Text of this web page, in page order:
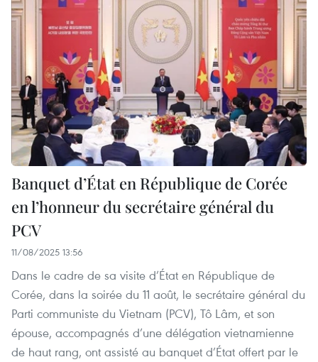
Banquet d’État en République de Corée
en l’honneur du secrétaire général du
PCV
11/08/2025 13:56
Dans le cadre de sa visite d’État en République de
Corée, dans la soirée du 11 août, le secrétaire général du
Parti communiste du Vietnam (PCV), Tô Lâm, et son
épouse, accompagnés d’une délégation vietnamienne
de haut rang, ont assisté au banquet d’État offert par le